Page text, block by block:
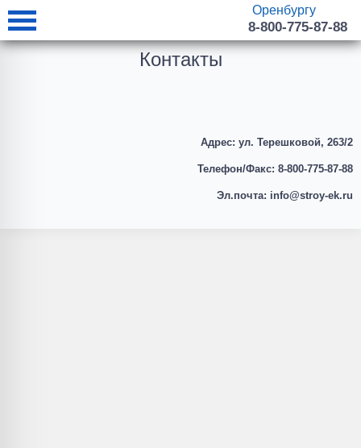
Оренбургу
8-800-775-87-88
Контакты
Адрес: ул. Терешковой, 263/2
Телефон/Факс: 8-800-775-87-88
Эл.почта: info@stroy-ek.ru